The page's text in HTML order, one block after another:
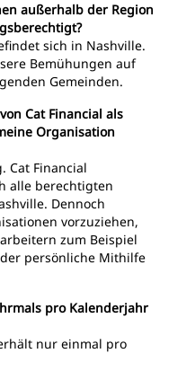
außerhalb der Region
sich in Nashville.
Bemühungen auf
Gemeinden.
Cat Financial als
Organisation
Cat Financial
alle berechtigten
Dennoch
vorzuziehen,
zum Beispiel
persönliche Mithilfe
pro Kalenderjahr
nur einmal pro